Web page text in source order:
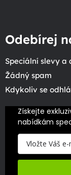
Odebírej
Speciální slevy a
Žádný spam
Kdykoliv se
Získejte
nabídkám